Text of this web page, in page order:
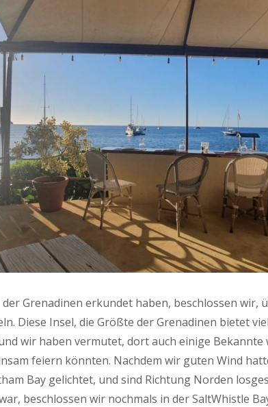
Grenadinen erkundet haben, beschlossen wir,
Diese Insel, die Größte der Grenadinen bietet
wir haben vermutet, dort auch einige
feiern könnten. Nachdem wir guten Wind
Bay gelichtet, und sind Richtung Norden
beschlossen wir nochmals in der SaltWhistle